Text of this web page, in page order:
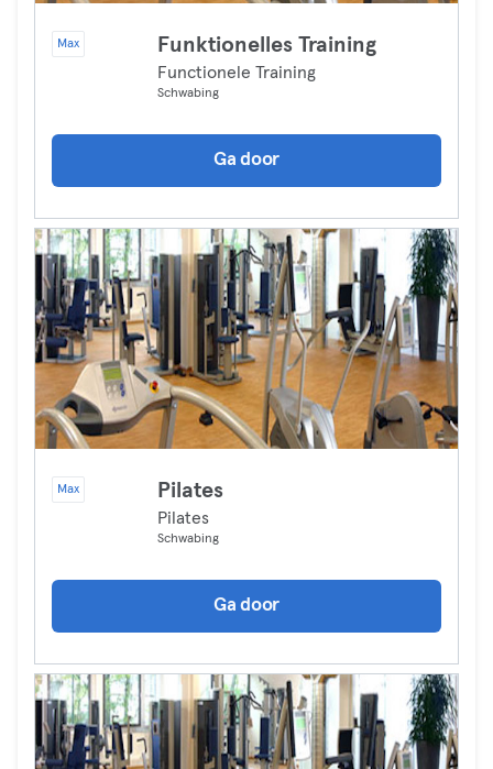
Max Funktionelles Training
Functionele Training
Schwabing
Ga door
Max Pilates
Pilates
Schwabing
Ga door